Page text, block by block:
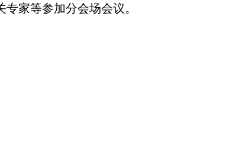
家等参加分会场会议。